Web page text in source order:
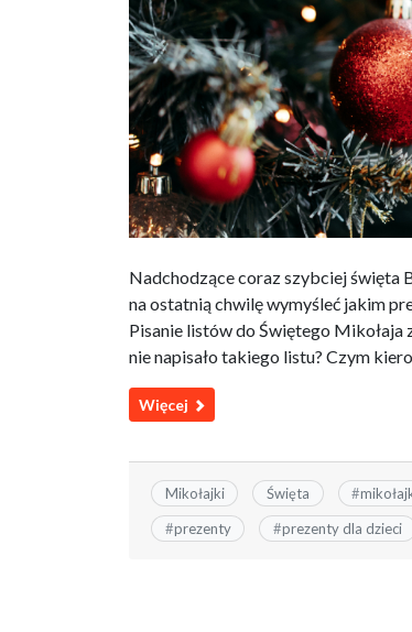
Nadchodzące coraz szybciej święta
na ostatnią chwilę wymyśleć jakim
Pisanie listów do Świętego Mikołaja
nie napisało takiego listu? Czym
Więcej
Mikołajki Święta #
#prezenty #prezenty dla dzieci